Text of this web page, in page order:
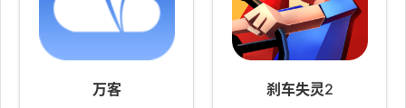
万客 刹车失灵2